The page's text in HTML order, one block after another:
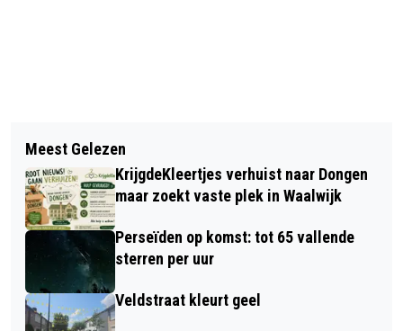
INGEZONDEN: 'WAT NIEMAND JE
VERTELT OVER VEILIG GAMEN IN
LOKALE ONLINE COMMUNITIES'
DENK MEE OVER WATER IN JOUW
BUURT
Meest Gelezen
KrijgdeKleertjes verhuist naar Dongen
maar zoekt vaste plek in Waalwijk
Perseïden op komst: tot 65 vallende
sterren per uur
Veldstraat kleurt geel